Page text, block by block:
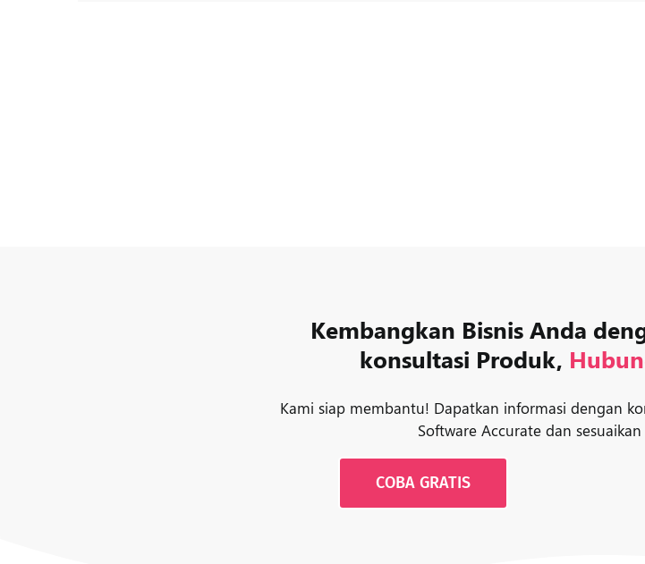
Kembangkan Bisnis Anda
konsultasi Produk,
Kami siap membantu! Dapatkan informasi dengan
Software Accurate dan
COBA GRATIS